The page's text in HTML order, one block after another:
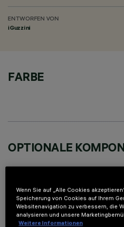
ENTWORFEN VON
iGuzzini
FARBE
OPTIONALE
TECHNISCHE DATEN
Wenn Sie auf „Alle Cookies
Speicherung von Cookies auf Ihrem
Websitenavigation zu verbessern, die
analysieren und unsere
Weitere Informationen